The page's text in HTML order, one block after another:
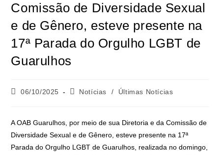
Comissão de Diversidade Sexual
e de Gênero, esteve presente na
17ª Parada do Orgulho LGBT de
Guarulhos
06/10/2025 Notícias / Últimas Notícias
A OAB Guarulhos, por meio de sua Diretoria e da Comissão de
Diversidade Sexual e de Gênero, esteve presente na 17ª
Parada do Orgulho LGBT de Guarulhos, realizada no domingo,